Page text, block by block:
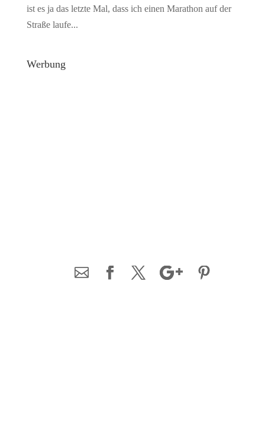
ist es ja das letzte Mal, dass ich einen Marathon auf der
Straße laufe...
Werbung